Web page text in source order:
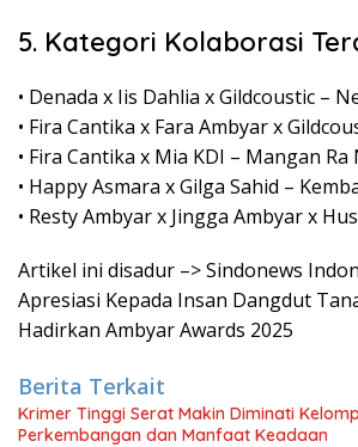
5. Kategori Kolaborasi
• Denada x Iis Dahlia x Gildcoustic –
• Fira Cantika x Fara Ambyar x
• Fira Cantika x Mia KDI – Mangan
• Happy Asmara x Gilga Sahid –
• Resty Ambyar x Jingga Ambyar x
Artikel ini disadur –> Sindonews
Apresiasi Kepada Insan Dangdut
Hadirkan Ambyar Awards 2025
Berita Terkait
Krimer Tinggi Serat Makin Diminati
Perkembangan dan Manfaat Keadaan